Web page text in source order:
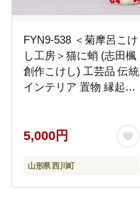
FYN9-538 ＜菊摩呂こけ
し工房＞猫に蛸 (志田楓
創作こけし) 工芸品 伝統
インテリア 置物 縁起物
5,000円
山形県 西川町